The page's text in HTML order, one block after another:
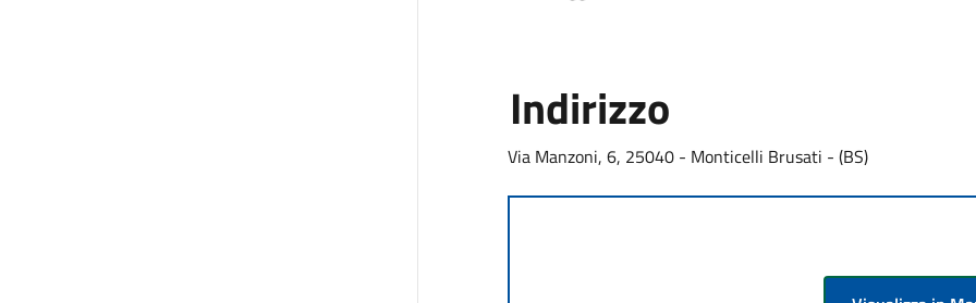
Indirizzo
Via Manzoni, 6, 25040 - Monticelli Brusati - (BS)